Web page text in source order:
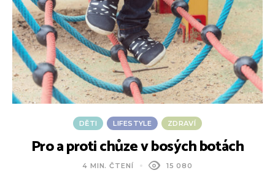
DĚTI LIFESTYLE ZDRAVÍ
Pro a proti chůze v bosých botách
4 MIN. ČTENÍ 15 080